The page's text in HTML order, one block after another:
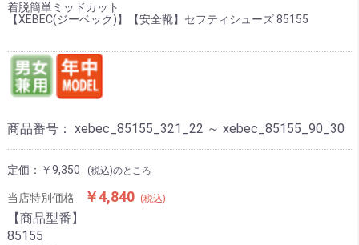
着脱簡単ミッドカット
【XEBEC(ジーベック)】【安全靴】セフティシューズ 85155
商品番号： xebec_85155_321_22 ～ xebec_85155_90_30
定価： ￥9,350 (税込)のところ
当店特別価格 ￥4,840 (税込)
【商品型番】
85155